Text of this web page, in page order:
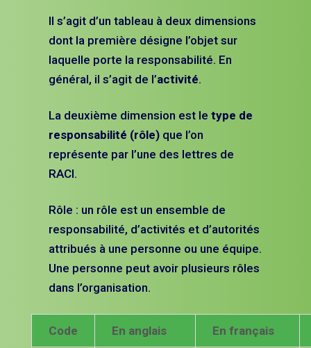
Il s’agit d’un tableau à deux dimensions
dont la première désigne l’objet sur
laquelle porte la responsabilité. En
général, il s’agit de l’activité.
La deuxième dimension est letype de
responsabilité (rôle) que l’on
représente par l’une des lettres de
RACI.
Rôle : un rôle est un ensemble de
responsabilité, d’activités et d’autorités
attribués à une personne ou une équipe.
Une personne peut avoir plusieurs rôles
dans l’organisation.
Code En anglais En français